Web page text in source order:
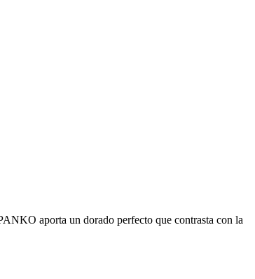
aporta un dorado perfecto que contrasta con la